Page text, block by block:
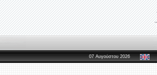
07 Αυγούστου 2026